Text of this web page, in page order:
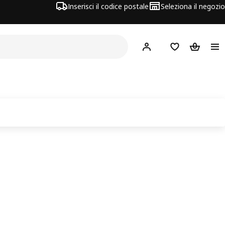
Inserisci il codice postale Seleziona il negozio
Hej! AccediLista deiCarrello